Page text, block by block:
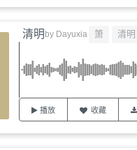
清明 by Dayuxia 箫 清明
播放 收藏